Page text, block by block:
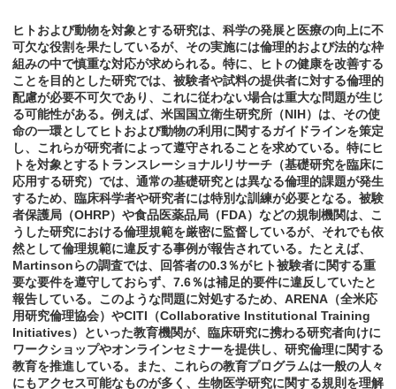
ヒトおよび動物を対象とする研究は、科学の発展と医療の向上に不
可欠な役割を果たしているが、その実施には倫理的および法的な枠
組みの中で慎重な対応が求められる。特に、ヒトの健康を改善する
ことを目的とした研究では、被験者や試料の提供者に対する倫理的
配慮が必要不可欠であり、これに従わない場合は重大な問題が生じ
る可能性がある。例えば、米国国立衛生研究所（NIH）は、その使
命の一環としてヒトおよび動物の利用に関するガイドラインを策定
し、これらが研究者によって遵守されることを求めている。特にヒ
トを対象とするトランスレーショナルリサーチ（基礎研究を臨床に
応用する研究）では、通常の基礎研究とは異なる倫理的課題が発生
するため、臨床科学者や研究者には特別な訓練が必要となる。被験
者保護局（OHRP）や食品医薬品局（FDA）などの規制機関は、こ
うした研究における倫理規範を厳密に監督しているが、それでも依
然として倫理規範に違反する事例が報告されている。たとえば、
Martinsonらの調査では、回答者の0.3％がヒト被験者に関する重
要な要件を遵守しておらず、7.6％は補足的要件に違反していたと
報告している。このような問題に対処するため、ARENA（全米応
用研究倫理協会）やCITI（Collaborative Institutional Training
Initiatives）といった教育機関が、臨床研究に携わる研究者向けに
ワークショップやオンラインセミナーを提供し、研究倫理に関する
教育を推進している。また、これらの教育プログラムは一般の人々
にもアクセス可能なものが多く、生物医学研究に関する規則を理解